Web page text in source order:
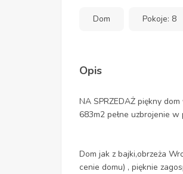
Dom Pokoje: 8
Opis
NA SPRZEDAŻ piękny
683m2 pełne uzbrojenie w
Dom jak z bajki,obrzeża
cenie domu) , pięknie